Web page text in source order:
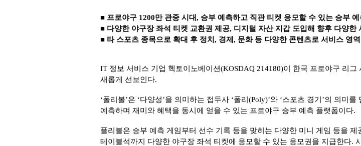
■ 프로야구 1200만 관중 시대, 승부 예측하고 직관 티켓 응모할 수 있는 승부
■ 다양한 야구장 좌석 티켓 교환권 제공, 디지털 자산 지갑 도입해 향후 다양한
■ 타 스포츠 종목으로 확대 후 정치, 경제, 문화 등 다양한 콘텐츠로 서비스 영
IT 정보 서비스 기업 헥토이노베이션(KOSDAQ 214180)이 한국 프로야구 리
새롭게 선보인다.
‘폴리볼’은 ‘다양성’을 의미하는 접두사 ‘폴리(Poly)’와 ‘스포츠 경기’의 의미
예측하며 재미와 혜택을 동시에 얻을 수 있는 프로야구 승부 예측 플랫폼이다.
폴리볼은 승부 예측 게임부터 선수 기록 등을 맞히는 다양한 미니 게임 등을
테이블석까지 다양한 야구장 좌석 티켓에 응모할 수 있는 응모권을 지급한다.